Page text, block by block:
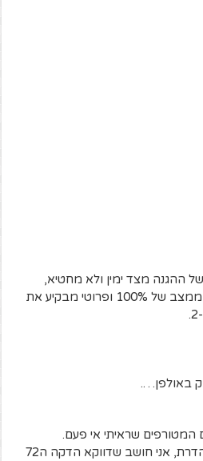
ההגנה מצד ימין ולא מחטיא,
וינאלדום מחטיא את הכדור ממצב של 100% ופרוטי מבקיע את
באולפן….
המטורפים שראיתי אי פעם.
מעבר ליכולת ההתקפית הנהדרת, אני חושב שדווקא הדקה ה72